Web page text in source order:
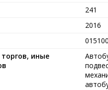
241
2016
иные